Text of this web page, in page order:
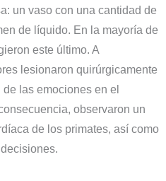
un vaso con una cantidad de
de líquido. En la mayoría de
este último. A
lesionaron quirúrgicamente
las emociones en el
observaron un
de los primates, así como